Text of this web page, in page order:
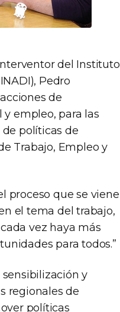
del Instituto
Pedro
de
empleo, para las
políticas de
Trabajo, Empleo y
proceso que se viene
el tema del trabajo,
vez haya más
para todos.”
y
regionales de
políticas